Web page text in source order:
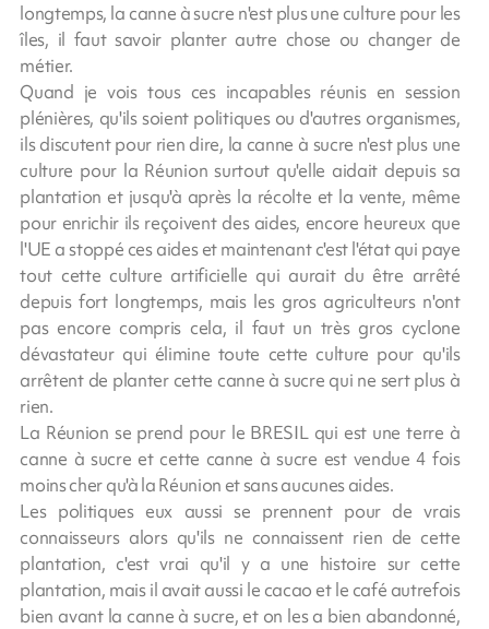
longtemps, la canne à sucre n'est plus une culture pour les
îles, il faut savoir planter autre chose ou changer de
métier.
Quand je vois tous ces incapables réunis en session
plénières, qu'ils soient politiques ou d'autres organismes,
ils discutent pour rien dire, la canne à sucre n'est plus une
culture pour la Réunion surtout qu'elle aidait depuis sa
plantation et jusqu'à après la récolte et la vente, même
pour enrichir ils reçoivent des aides, encore heureux que
l'UE a stoppé ces aides et maintenant c'est l'état qui paye
tout cette culture artificielle qui aurait du être arrêté
depuis fort longtemps, mais les gros agriculteurs n'ont
pas encore compris cela, il faut un très gros cyclone
dévastateur qui élimine toute cette culture pour qu'ils
arrêtent de planter cette canne à sucre qui ne sert plus à
rien.
La Réunion se prend pour le BRESIL qui est une terre à
canne à sucre et cette canne à sucre est vendue 4 fois
moins cher qu'à la Réunion et sans aucunes aides.
Les politiques eux aussi se prennent pour de vrais
connaisseurs alors qu'ils ne connaissent rien de cette
plantation, c'est vrai qu'il y a une histoire sur cette
plantation, mais il avait aussi le cacao et le café autrefois
bien avant la canne à sucre, et on les a bien abandonné,